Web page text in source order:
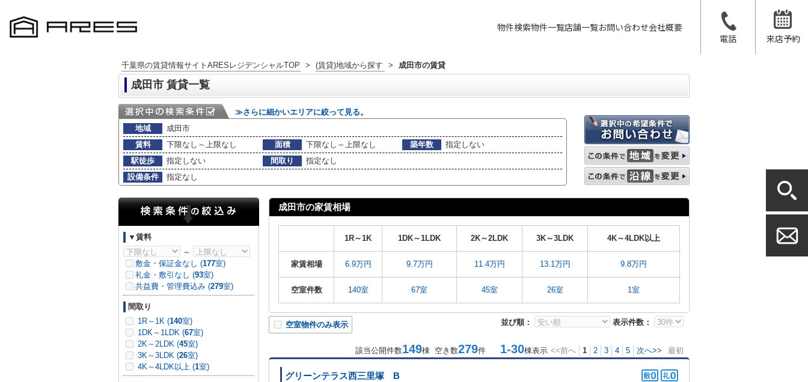
物件検索物件一覧店舗一覧お問い合わせ会社概要
電話
来店予約
千葉県の賃貸情報サイトARESレジデンシャルTOP > (賃貸)地域から探す > 成田市の賃貸
成田市 賃貸一覧
≫さらに細かいエリアに絞って見る。
地域
成田市
賃料
下限なし～上限なし 面積 下限なし～上限なし 築年数
指定しない
駅徒歩
指定しない 間取り
指定なし
設備条件
指定なし
成田市の家賃相場
1R～1K 1DK～1LDK 2K～2LDK 3K～3LDK 4K～4LDK以上
家賃相場 6.9万円 9.7万円 11.4万円 13.1万円 9.8万円
空室件数 140室 67室 45室 26室 1室
並び順： 表示件数：
空室物件のみ表示
該当公開件数149棟 空き数279件 1-30棟表示 <<前へ 1 2 3 4 5 次へ>> 最初
グリーンテラス西三里塚 B
▼賃料
～
敷金・保証金なし (177室)
礼金・敷引なし (93室)
共益費・管理費込み (279室)
間取り
1R～1K (140室)
1DK～1LDK (67室)
2K～2LDK (45室)
3K～3LDK (26室)
4K～4LDK以上 (1室)